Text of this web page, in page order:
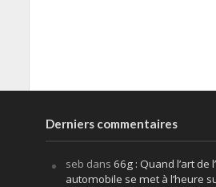
Derniers commentaires
seb dans 66g : Quand l’art de
automobile se met à l’heure